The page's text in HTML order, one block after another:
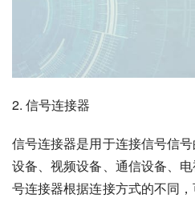
2. 信号连接器
信号连接器是用于连接信号信
设备、视频设备、通信设备、
号连接器根据连接方式的不同